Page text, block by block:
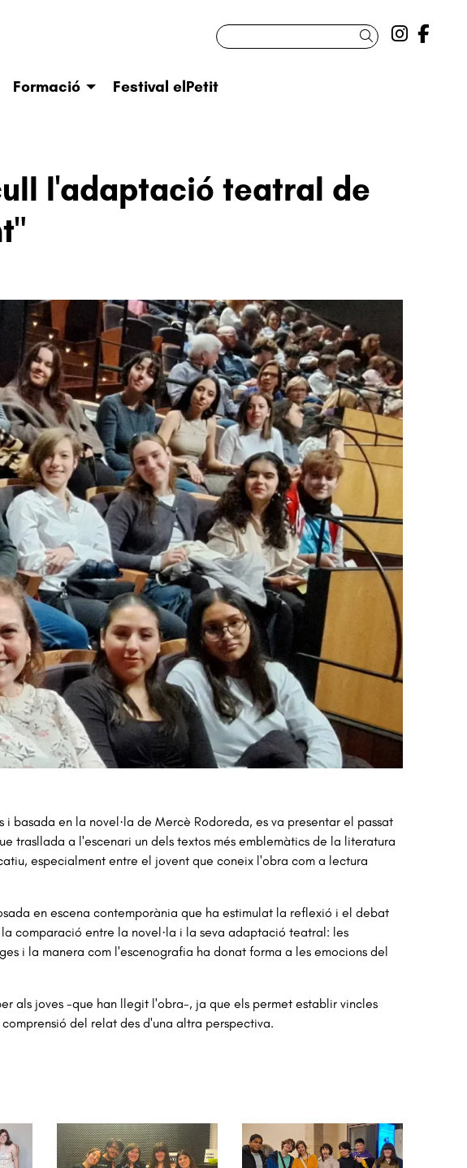
Link a
Link
Cercar
Formació Festival elPetit
l'adaptació teatral de
basada en la novel·la de Mercè Rodoreda, es va presentar el passat
trasllada a l'escenari un dels textos més emblemàtics de la literatura
especialment entre el jovent que coneix l'obra com a lectura
en escena contemporània que ha estimulat la reflexió i el debat
comparació entre la novel·la i la seva adaptació teatral: les
i la manera com l'escenografia ha donat forma a les emocions del
als joves -que han llegit l'obra-, ja que els permet establir vincles
del relat des d'una altra perspectiva.